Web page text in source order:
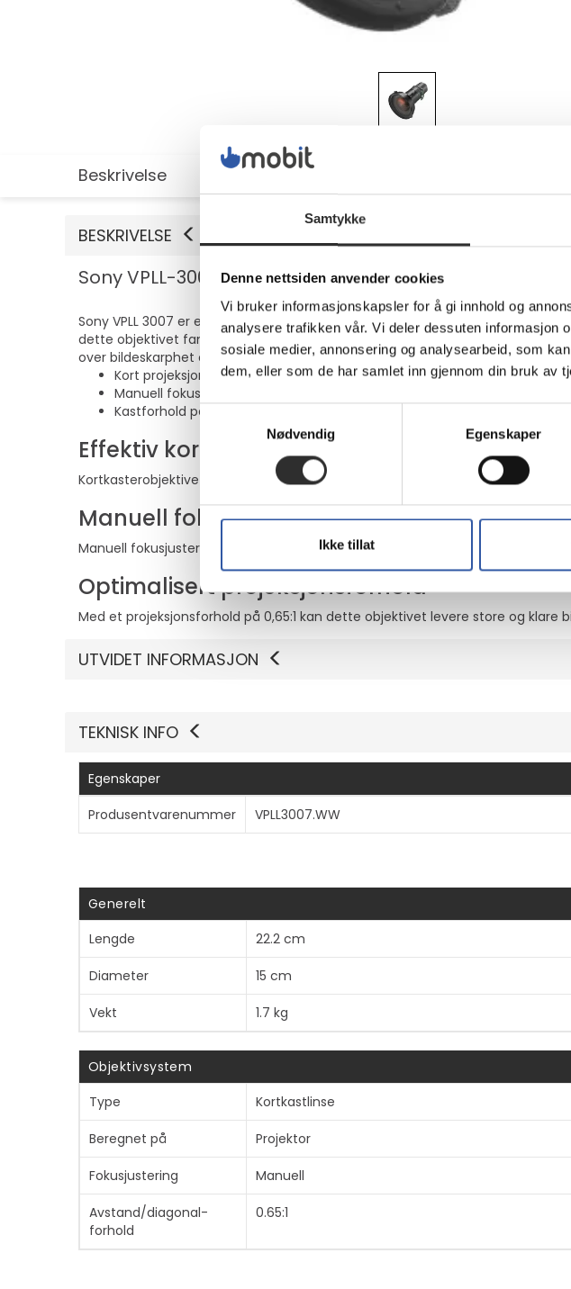
Samtykke
Denne nettsiden anvender cookies
Vi bruker informasjonskapsler for å gi innhold og
analysere trafikken vår. Vi deler dessuten informasjon
sosiale medier, annonsering og analysearbeid, som
dem, eller som de har samlet inn gjennom din bruk av
Samtykkevalg
Nødvendig
Egenskaper
Ikke tillat
Beskrivelse Utvidet informasjon
BESKRIVELSE
Sony VPLL-3007 - Kortkastlinse
Sony VPLL 3007 er et kortkasterobjektiv designet for projektorer, som
dette objektivet fantastisk bildekvalitet selv i mindre rom, noe som gjør det
over bildeskarphet og klarhet, slik at hver presentasjon eller filmkveld blir
Kort projeksjonsavstand optimaliserer bildeklarheten i begrensede rom
Manuell fokusjustering gir presis bildekontroll
Kastforhold på 0,65:1 forbedrer projeksjonens allsidighet
Effektiv kortdistanselinse
Kortkasterobjektivet minimerer avstanden mellom projektoren og skjermen,
Manuell fokusjustering
Manuell fokusjustering gjør det mulig for brukerne å finjustere
Optimalisert projeksjonsforhold
Med et projeksjonsforhold på 0,65:1 kan dette objektivet levere store og klare
UTVIDET INFORMASJON
TEKNISK INFO
Egenskaper
Produsentvarenummer
VPLL3007.WW
Generelt
Lengde
22.2 cm
Diameter 15 cm
Vekt 1.7 kg
Objektivsystem
Type
Kortkastlinse
Beregnet på Projektor
Fokusjustering Manuell
Avstand/diagonal-
forhold
0.65:1